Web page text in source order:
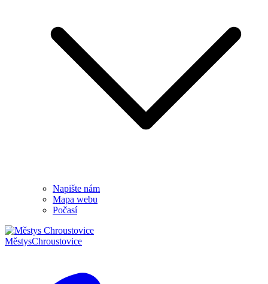
Napište nám
Mapa webu
Počasí
MěstysChroustovice